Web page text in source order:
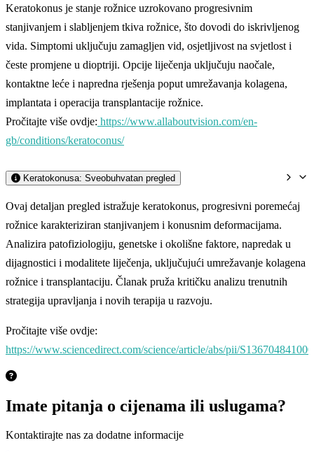
Keratokonus je stanje rožnice uzrokovano progresivnim
stanjivanjem i slabljenjem tkiva rožnice, što dovodi do iskrivljenog
vida. Simptomi uključuju zamagljen vid, osjetljivost na svjetlost i
česte promjene u dioptriji. Opcije liječenja uključuju naočale,
kontaktne leće i napredna rješenja poput umrežavanja kolagena,
implantata i operacija transplantacije rožnice.
Pročitajte više ovdje: https://www.allaboutvision.com/en-
gb/conditions/keratoconus/
Keratokonusa: Sveobuhvatan pregled
Ovaj detaljan pregled istražuje keratokonus, progresivni poremećaj
rožnice karakteriziran stanjivanjem i konusnim deformacijama.
Analizira patofiziologiju, genetske i okolišne faktore, napredak u
dijagnostici i modalitete liječenja, uključujući umrežavanje kolagena
rožnice i transplantaciju. Članak pruža kritičku analizu trenutnih
strategija upravljanja i novih terapija u razvoju.
Pročitajte više ovdje:
https://www.sciencedirect.com/science/article/abs/pii/
Imate pitanja o cijenama ili uslugama?
Kontaktirajte nas za dodatne informacije